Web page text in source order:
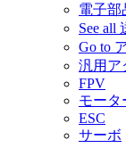
電子部
See all
Go to
汎用ア
FPV
モータ
ESC
サーボ